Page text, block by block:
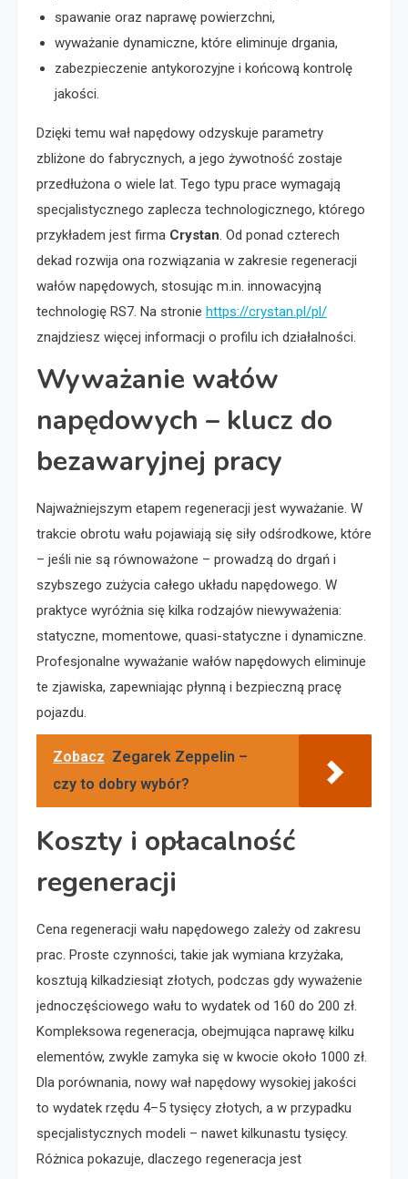
spawanie oraz naprawę powierzchni,
wyważanie dynamiczne, które eliminuje drgania,
zabezpieczenie antykorozyjne i końcową kontrolę
jakości.
Dzięki temu wał napędowy odzyskuje parametry
zbliżone do fabrycznych, a jego żywotność zostaje
przedłużona o wiele lat. Tego typu prace wymagają
specjalistycznego zaplecza technologicznego, którego
przykładem jest firma Crystan. Od ponad czterech
dekad rozwija ona rozwiązania w zakresie regeneracji
wałów napędowych, stosując m.in. innowacyjną
technologię RS7. Na stronie https://crystan.pl/pl/
znajdziesz więcej informacji o profilu ich działalności.
Wyważanie wałów
napędowych – klucz do
bezawaryjnej pracy
Najważniejszym etapem regeneracji jest wyważanie. W
trakcie obrotu wału pojawiają się siły odśrodkowe, które
– jeśli nie są równoważone – prowadzą do drgań i
szybszego zużycia całego układu napędowego. W
praktyce wyróżnia się kilka rodzajów niewyważenia:
statyczne, momentowe, quasi-statyczne i dynamiczne.
Profesjonalne wyważanie wałów napędowych eliminuje
te zjawiska, zapewniając płynną i bezpieczną pracę
pojazdu.
Zobacz Zegarek Zeppelin –
czy to dobry wybór?
Koszty i opłacalność
regeneracji
Cena regeneracji wału napędowego zależy od zakresu
prac. Proste czynności, takie jak wymiana krzyżaka,
kosztują kilkadziesiąt złotych, podczas gdy wyważenie
jednoczęściowego wału to wydatek od 160 do 200 zł.
Kompleksowa regeneracja, obejmująca naprawę kilku
elementów, zwykle zamyka się w kwocie około 1000 zł.
Dla porównania, nowy wał napędowy wysokiej jakości
to wydatek rzędu 4–5 tysięcy złotych, a w przypadku
specjalistycznych modeli – nawet kilkunastu tysięcy.
Różnica pokazuje, dlaczego regeneracja jest